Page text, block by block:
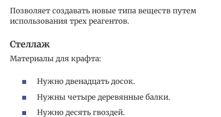
Позволяет создавать новые типа веществ путем
использования трех реагентов.
Стеллаж
Материалы для крафта:
Нужно двенадцать досок.
Нужны четыре деревянные балки.
Нужно десять гвоздей.